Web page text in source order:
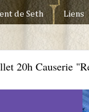
de Seth Liens
20h Causerie